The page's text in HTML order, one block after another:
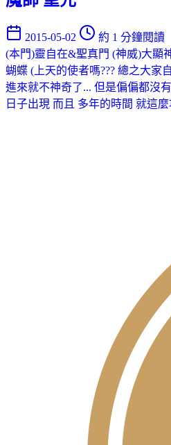
2015-05-02
約 1 分鐘閱讀
(本門)靈自在&聖真門 (神威)大顯
蝴蝶 (上天的使者嗎??? 總之大家
進來就不神奇了... 但是偏偏都沒
日子出現 而且 多年的時間 就這